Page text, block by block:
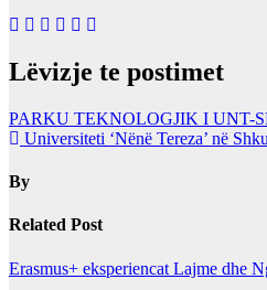
Lëvizje te postimet
PARKU TEKNOLOGJIK I UNT-
Universiteti ‘Nënë Tereza’ në
By
Related Post
Erasmus+ eksperiencat Lajme dhe